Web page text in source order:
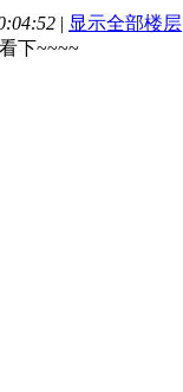
| 显示全部楼层
下~~~~